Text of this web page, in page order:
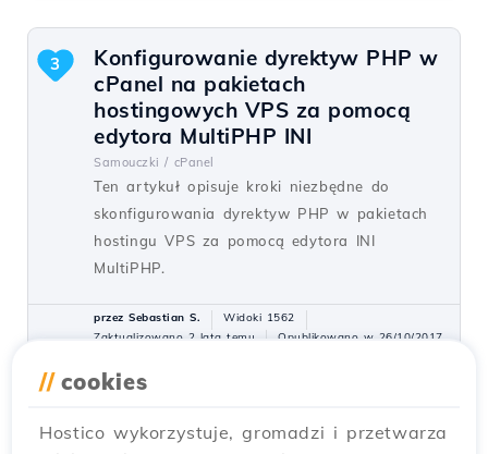
Konfigurowanie dyrektyw PHP w
cPanel na pakietach
hostingowych VPS za pomocą
edytora MultiPHP INI
Samouczki / cPanel
Ten artykuł opisuje kroki niezbędne do
skonfigurowania dyrektyw PHP w pakietach
hostingu VPS za pomocą edytora INI
MultiPHP.
3
przez Sebastian S.
Widoki 1562
Zaktualizowano 2 lata temu
Opublikowano w 26/10/2017
skrzynki e-mail w Gmail na
// cookies
Hostico wykorzystuje, gromadzi i przetwarza